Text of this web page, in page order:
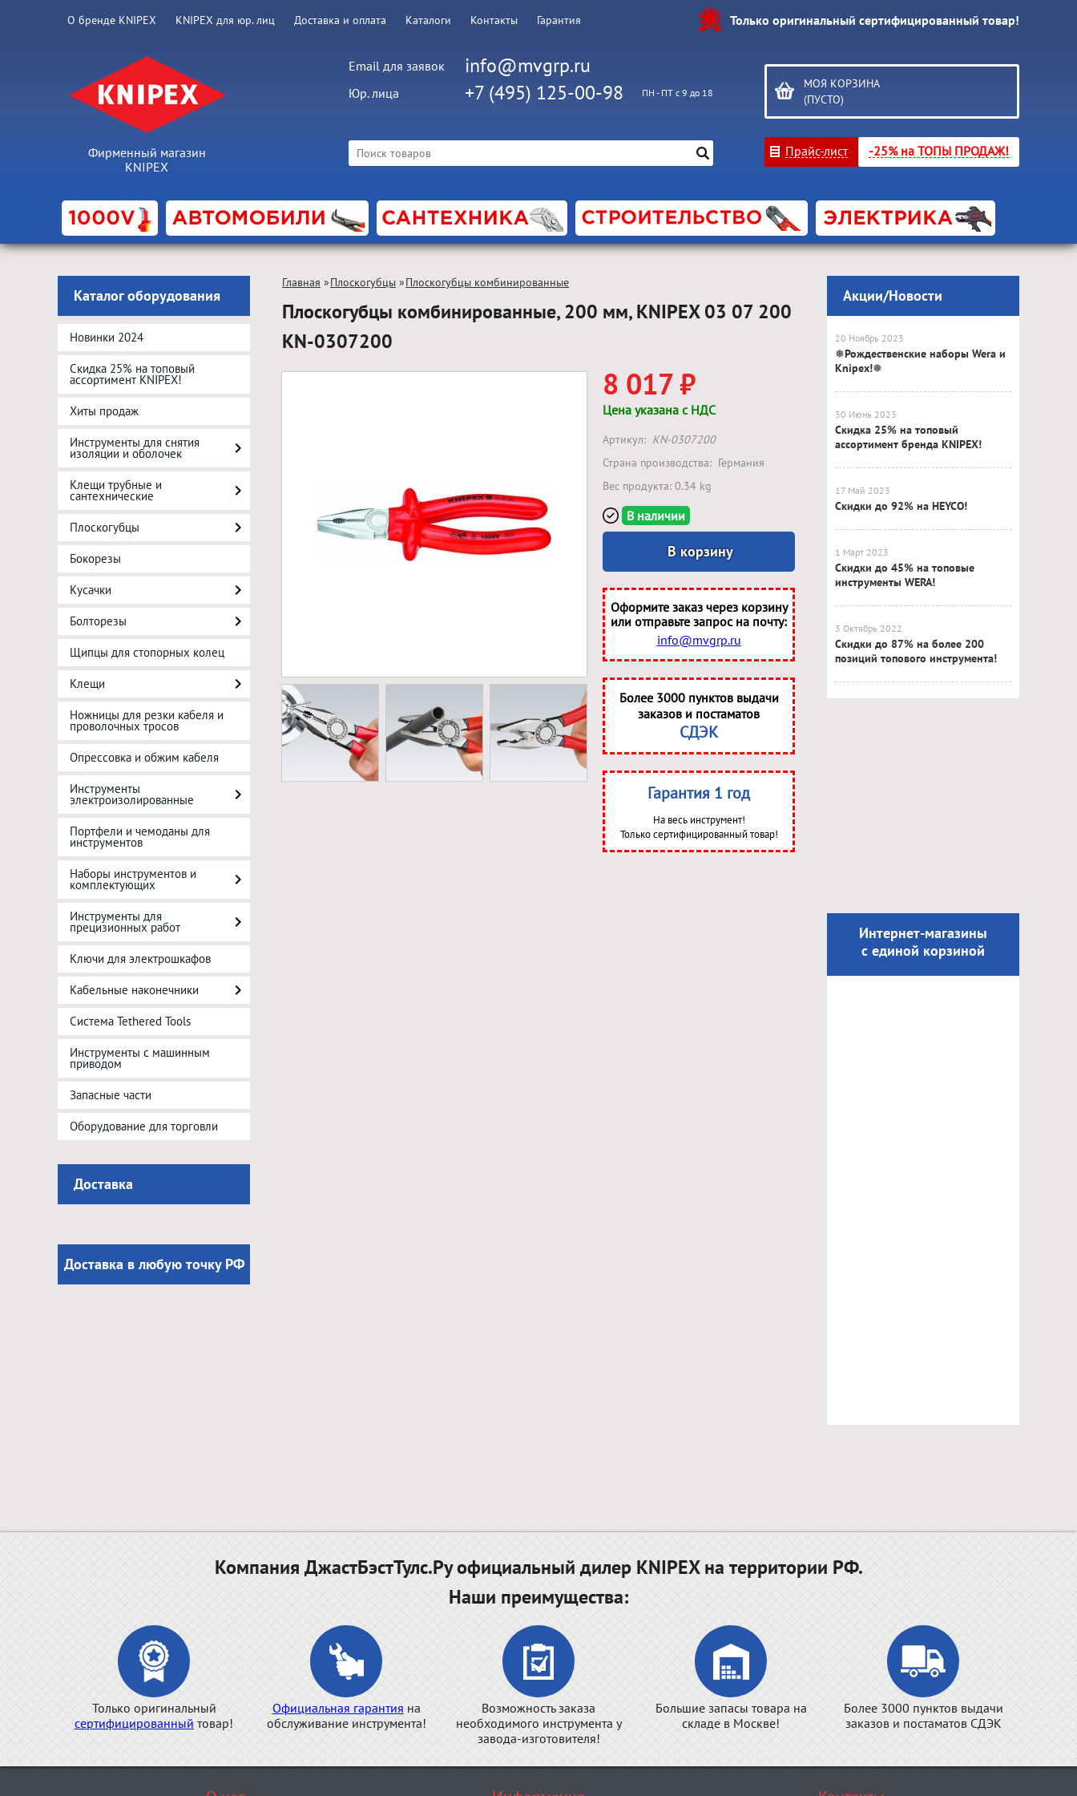
О бренде KNIPEX KNIPEX для юр. лиц Доставка и оплата Каталоги Контакты Гарантия Только оригинальный сертифицированный товар!
Фирменный магазин
KNIPEX
Email для заявок info@mvgrp.ru
Юр. лица +7 (495) 125-00-98 ПН - ПТ с 9 до 18
МОЯ КОРЗИНА
(ПУСТО)
Прайс-лист -25% на ТОПЫ ПРОДАЖ!
Каталог оборудования
Новинки 2024
Скидка 25% на топовый
ассортимент KNIPEX!
Хиты продаж
Инструменты для снятия
изоляции и оболочек
Клещи трубные и
сантехнические
Плоскогубцы
Бокорезы
Кусачки
Болторезы
Щипцы для стопорных колец
Клещи
Ножницы для резки кабеля и
проволочных тросов
Опрессовка и обжим кабеля
Инструменты
электроизолированные
Портфели и чемоданы для
инструментов
Наборы инструментов и
комплектующих
Инструменты для
прецизионных работ
Ключи для электрошкафов
Кабельные наконечники
Система Tethered Tools
Инструменты с машинным
приводом
Запасные части
Оборудование для торговли
Доставка
Доставка в любую точку РФ
Главная »Плоскогубцы »Плоскогубцы комбинированные
Плоскогубцы комбинированные, 200 мм, KNIPEX 03 07 200
KN-0307200
8 017 ₽
Цена указана с НДС
Артикул: KN-0307200
Страна производства: Германия
Вес продукта: 0.34 kg
В наличии
В корзину
Оформите заказ через корзину
или отправьте запрос на почту:
info@mvgrp.ru
Более 3000 пунктов выдачи
заказов и постаматов
СДЭК
Гарантия 1 год
На весь инструмент!
Только сертифицированный товар!
Акции/Новости
20 Ноябрь 2023
❅Рождественские наборы Wera и
Knipex!❅
30 Июнь 2023
Скидка 25% на топовый
ассортимент бренда KNIPEX!
17 Май 2023
Скидки до 92% на HEYCO!
1 Март 2023
Скидки до 45% на топовые
инструменты WERA!
3 Октябрь 2022
Скидки до 87% на более 200
позиций топового инструмента!
Интернет-магазины
с единой корзиной
Компания ДжастБэстТулс.Ру официальный дилер KNIPEX на территории РФ.
Наши преимущества:
Только оригинальный
сертифицированный товар!
Официальная гарантия на
обслуживание инструмента!
Возможность заказа
необходимого инструмента у
завода-изготовителя!
Большие запасы товара на
складе в Москве!
Более 3000 пунктов выдачи
заказов и постаматов СДЭК